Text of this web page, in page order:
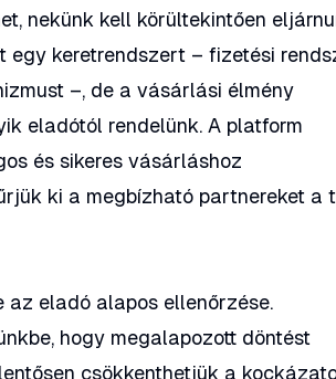
nekünk kell körültekintően
keretrendszert – fizetési
–, de a vásárlási élmény
eladótól rendelünk. A platform
és sikeres vásárláshoz
ki a megbízható partnereket a
eladó alapos ellenőrzése.
hogy megalapozott döntést
csökkenthetjük a